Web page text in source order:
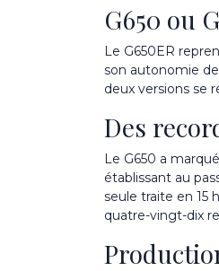
G650 ou
Le G650ER
son autonomie
deux versions se
Des
Le G650 a
établissant au
seule traite en 15
quatre-vingt-dix